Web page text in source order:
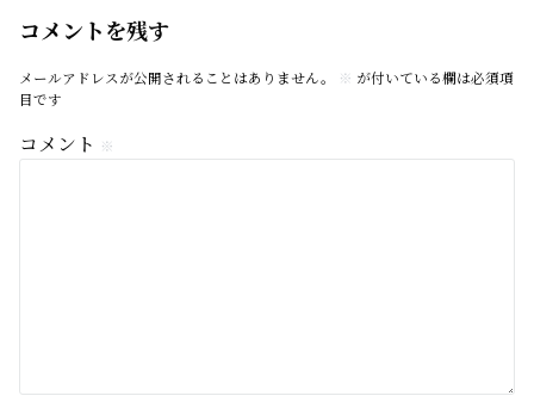
コメントを残す
メールアドレスが公開されることはありません。 ※ が付いている欄は必須項
目です
コメント ※